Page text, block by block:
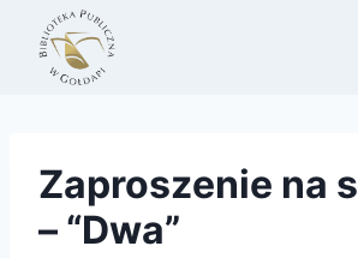
Przejdź
treści
Zaproszenie na
– “Dwa”